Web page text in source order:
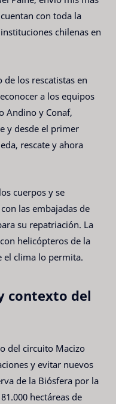
con toda la
chilenas en
los rescatistas en
a los equipos
Andino y Conaf,
y desde el primer
rescate y ahora
cuerpos y se
las embajadas de
su repatriación. La
helicópteros de la
el clima lo permita.
contexto del
del circuito Macizo
y evitar nuevos
de la Biósfera por la
hectáreas de